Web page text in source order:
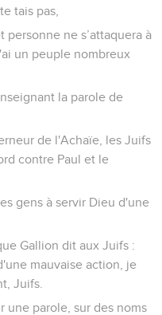
tais pas,
personne ne s’attaquera à
un peuple nombreux
la parole de
de l'Achaïe, les Juifs
contre Paul et le
gens à servir Dieu d'une
Gallion dit aux Juifs :
mauvaise action, je
Juifs.
une parole, sur des noms